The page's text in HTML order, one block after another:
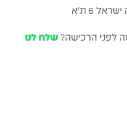
6 ת״א
לפני הרכישה? שלח לנו